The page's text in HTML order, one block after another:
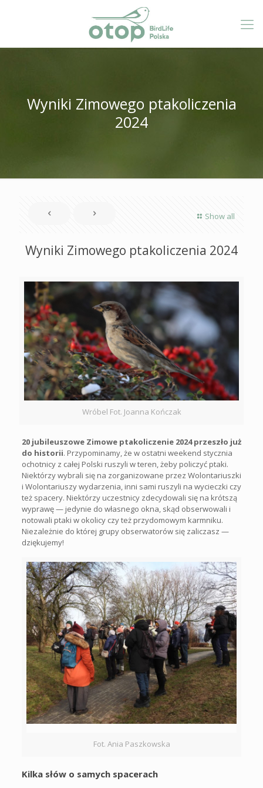
Wyniki Zimowego ptakoliczenia
2024
Show all
Wyniki Zimowego ptakoliczenia 2024
Wróbel Fot. Joanna Kończak
20 jubileuszowe Zimowe ptakoliczenie 2024 przeszło już
do historii. Przypominamy, że w ostatni weekend stycznia
ochotnicy z całej Polski ruszyli w teren, żeby policzyć ptaki.
Niektórzy wybrali się na zorganizowane przez Wolontariuszki
i Wolontariuszy wydarzenia, inni sami ruszyli na wycieczki czy
też spacery. Niektórzy uczestnicy zdecydowali się na krótszą
wyprawę — jedynie do własnego okna, skąd obserwowali i
notowali ptaki w okolicy czy też przydomowym karmniku.
Niezależnie do której grupy obserwatorów się zaliczasz —
dziękujemy!
Fot. Ania Paszkowska
Kilka słów o samych spacerach